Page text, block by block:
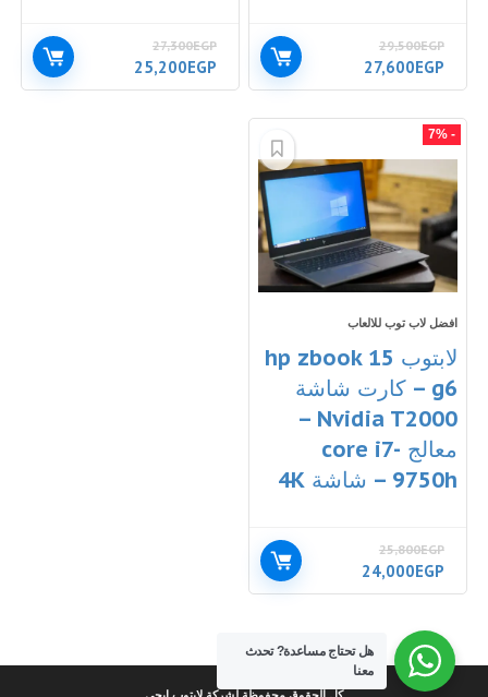
29,500EGP
السعر
الأصلي
29,500EGP.
27,600EGP
الحالي
27,300EGP
السعر
الأصلي
25,200EGP
الحالي
- 7%
افضل لاب توب للالعاب
لابتوب hp zbook 15
g6 – كارت شاشة
Nvidia T2000 –
معالج core i7-
9750h – شاشة 4K
25,800EGP
السعر
الأصلي
25,800EGP.
24,000EGP
الحالي
هل تحتاج مساعدة?تحدث
معنا